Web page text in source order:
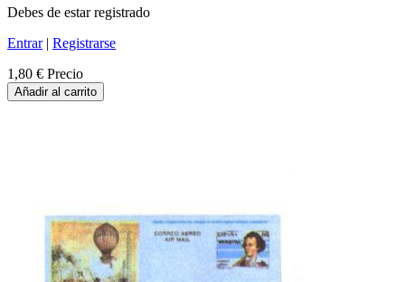
Debes de estar registrado
Entrar| Registrarse
1,80 € Precio
Añadir al carrito